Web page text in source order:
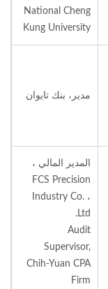
National Cheng
Kung University
مدير، بنك تايوان
المدير المالي ،
FCS Precision
Industry Co. ،
Ltd.
Audit
Supervisor,
Chih-Yuan CPA
Firm